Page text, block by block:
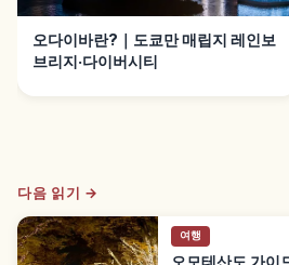
오다이바란?｜도쿄만 매립지 레인보
브리지·다이버시티
다음 읽기 →
여행